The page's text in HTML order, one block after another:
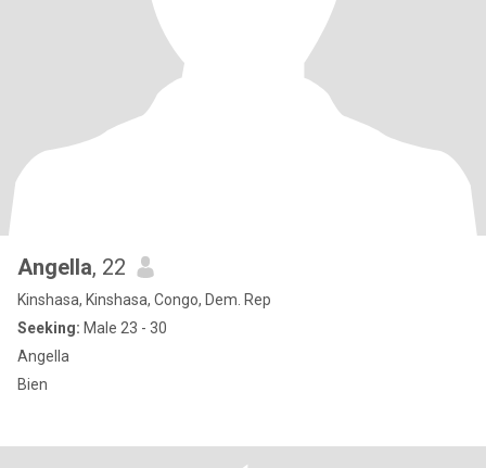
Angella, 22
Kinshasa, Kinshasa, Congo, Dem. Rep
Seeking: Male 23 - 30
Angella
Bien